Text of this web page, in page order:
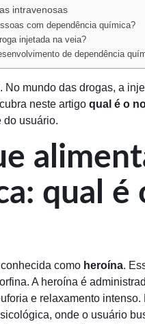
intravenosas
com dependência química?
injetada na veia?
de dependência
mundo das drogas, a
neste artigo qual é o
do usuário.
qual é
como heroína.
A heroína é
e relaxamento intenso.
onde o usuário